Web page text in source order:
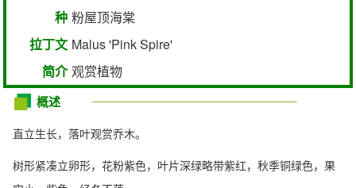
种 粉屋顶海棠
拉丁文 Malus 'Pink Spire'
简介 观赏植物
概述
直立生长，落叶观赏乔木。
树形紧凑立卵形，花粉紫色，叶片深绿略带紫红，秋季铜绿色，果